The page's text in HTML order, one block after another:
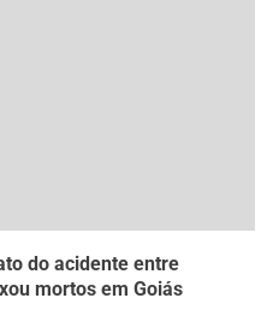
do acidente entre
mortos em Goiás